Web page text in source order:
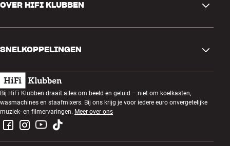
Ruilen en retourneren
Bestelling herroepen
Algemene voorwaarden
Privacybeleid
OVER HIFI KLUBBEN
Klantenclub
Luisteravond
Prijsvragen
Werken bij HiFi Klubben
SNELKOPPELINGEN
Cadeaubonnen
Bouwen met geluid
Montage en installatie
Bij HiFi Klubben draait alles om beeld en geluid – niet om koelkasten,
wasmachines en staafmixers. Bij ons krijg je voor iedere euro onvergetelijke
muziek- en filmervaringen. Meer over ons